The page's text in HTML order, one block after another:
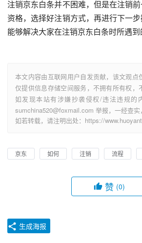
注销京东白条并不困难，但是在注销
资格，选择好注销方式，再进行下一
能够解决大家在注销京东白条时所遇到
本文内容由互联网用户自发贡献，该文观点
仅提供信息存储空间服务，不拥有所有权，
如发现本站有涉嫌抄袭侵权/违法违规的
sumchina520@foxmail.com 举报，一经查实
如若转载，请注明出处：https://
京东 如何 注销 流程
赞 (0)
生成海报